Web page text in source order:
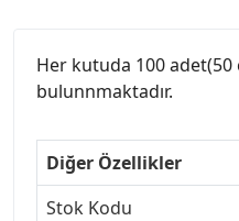
Her kutuda 100 adet(50
bulunnmaktadır.
Diğer Özellikler
Stok Kodu